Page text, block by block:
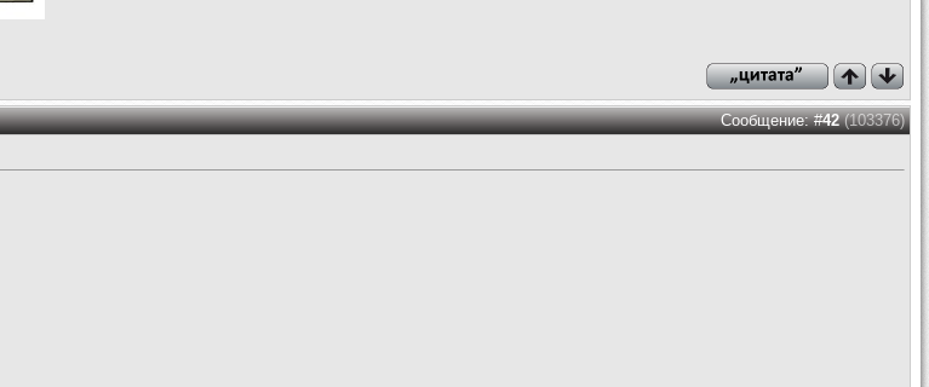
Сообщение: #42(103376)